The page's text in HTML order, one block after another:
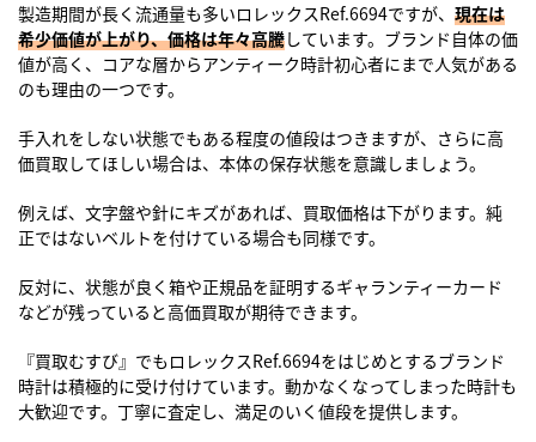
製造期間が長く流通量も多いロレックスRef.6694ですが、 現在は
希少価値が上がり、価格は年々高騰しています。ブランド自体の価
値が高く、コアな層からアンティーク時計初心者にまで人気がある
のも理由の一つです。
手入れをしない状態でもある程度の値段はつきますが、さらに高
価買取してほしい場合は、本体の保存状態を意識しましょう。
例えば、文字盤や針にキズがあれば、買取価格は下がります。純
正ではないベルトを付けている場合も同様です。
反対に、状態が良く箱や正規品を証明するギャランティーカード
などが残っていると高価買取が期待できます。
『買取むすび』でもロレックスRef.6694をはじめとするブランド
時計は積極的に受け付けています。動かなくなってしまった時計も
大歓迎です。丁寧に査定し、満足のいく値段を提供します。